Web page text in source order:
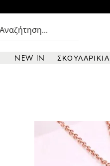
NEW IN ΣΚΟΥΛΑΡΙΚΙΑ